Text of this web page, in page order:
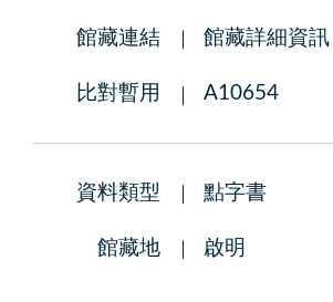
館藏連結 館藏詳細資訊
比對暫用 A10654
資料類型 點字書
館藏地 啟明